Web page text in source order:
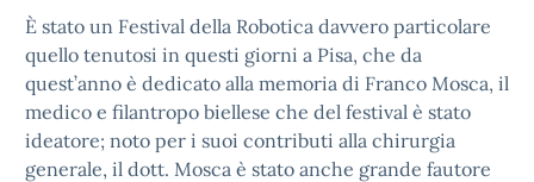
È stato un Festival della Robotica davvero particolare
quello tenutosi in questi giorni a Pisa, che da
quest’anno è dedicato alla memoria di Franco Mosca, il
medico e filantropo biellese che del festival è stato
ideatore; noto per i suoi contributi alla chirurgia
generale, il dott. Mosca è stato anche grande fautore